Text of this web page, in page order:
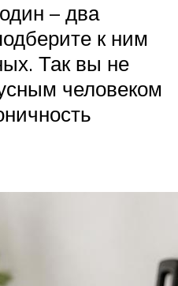
– два
к ним
Так вы не
человеком